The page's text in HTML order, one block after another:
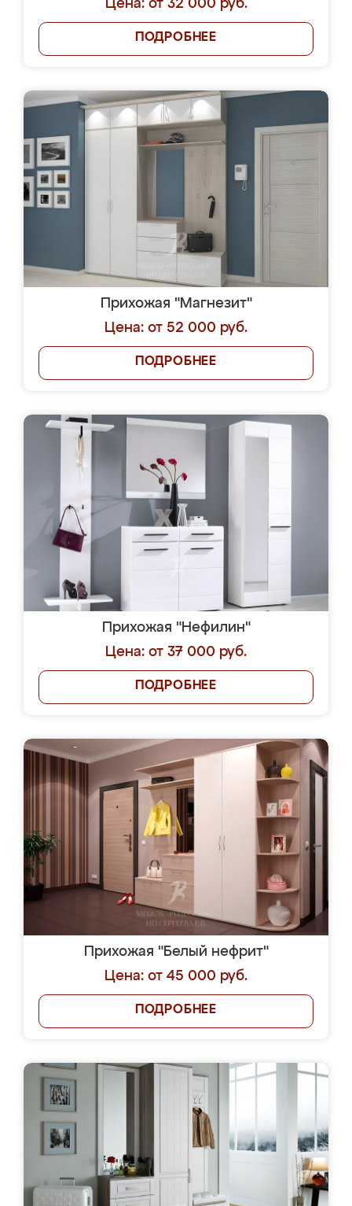
Цена: от 32 000 руб.
ПОДРОБНЕЕ
Прихожая "Магнезит"
Цена: от 52 000 руб.
ПОДРОБНЕЕ
Прихожая "Нефилин"
Цена: от 37 000 руб.
ПОДРОБНЕЕ
Прихожая "Белый нефрит"
Цена: от 45 000 руб.
ПОДРОБНЕЕ